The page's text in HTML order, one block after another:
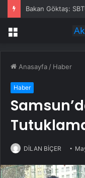
Bakan Göktaş:
Menü
Anasayfa / Haber
Haber
DİLAN BİÇER